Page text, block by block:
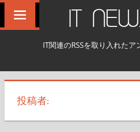
へ
ッ
IT
IT関連のRSSを取り入れたア
投稿者: